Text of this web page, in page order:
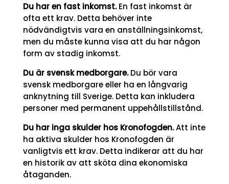
Du har en fast inkomst.En fast inkomst är
ofta ett krav. Detta behöver inte
nödvändigtvis vara en anställningsinkomst,
men du måste kunna visa att du har någon
form av stadig inkomst.
Du är svensk medborgare.Du bör vara
svensk medborgare eller ha en långvarig
anknytning till Sverige. Detta kan inkludera
personer med permanent uppehållstillstånd.
Du har inga skulder hos Kronofogden.Att inte
ha aktiva skulder hos Kronofogden är
vanligtvis ett krav. Detta indikerar att du har
en historik av att sköta dina ekonomiska
åtaganden.